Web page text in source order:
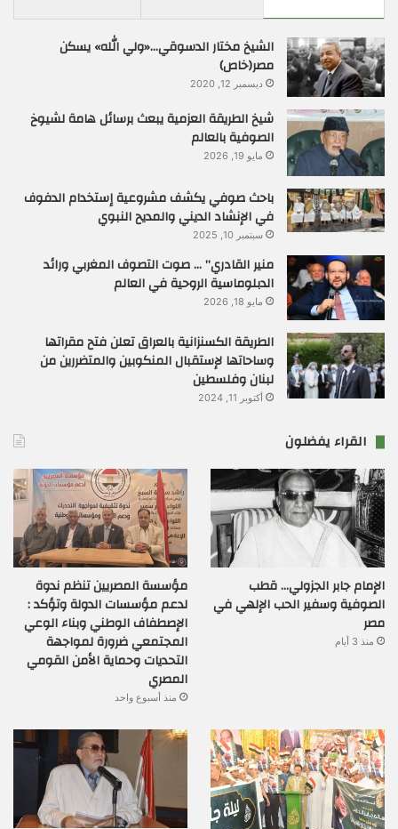
الشيخ مختار الدسوقي…«ولي الله» يسكن
مصر(خاص)
ديسمبر 12, 2020
شيخ الطريقة العزمية يبعث برسائل هامة لشيوخ
الصوفية بالعالم
مايو 19, 2026
باحث صوفي يكشف مشروعية إستخدام الدفوف
في الإنشاد الديني والمديح النبوي
سبتمبر 10, 2025
منير القادري” … صوت التصوف المغربي ورائد
الدبلوماسية الروحية في العالم
مايو 18, 2026
الطريقة الكسنزانية بالعراق تعلن فتح مقراتها
وساحاتها لإستقبال المنكوبين والمتضررين من
لبنان وفلسطين
أكتوبر 11, 2024
القراء يفضلون
الإمام جابر الجزولي… قطب
الصوفية وسفير الحب الإلهي في
مصر
منذ 3 أيام
مؤسسة المصريين تنظم ندوة
لدعم مؤسسات الدولة وتؤكد :
الإصطفاف الوطني وبناء الوعي
المجتمعي ضرورة لمواجهة
التحديات وحماية الأمن القومي
المصري
منذ أسبوع واحد